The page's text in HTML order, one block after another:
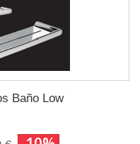
Baño Low